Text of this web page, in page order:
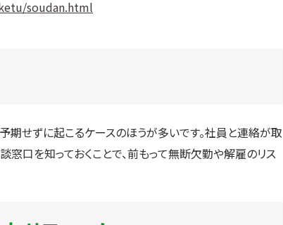
soudan.html
予期せずに起こるケースのほうが多いです。社員と連絡が取
窓口を知っておくことで、前もって無断欠勤や解雇のリス